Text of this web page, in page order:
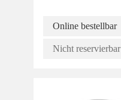
Online bestellbar
Nicht reservierbar